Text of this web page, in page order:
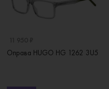
Оправа HUGO HG 1262 3U5